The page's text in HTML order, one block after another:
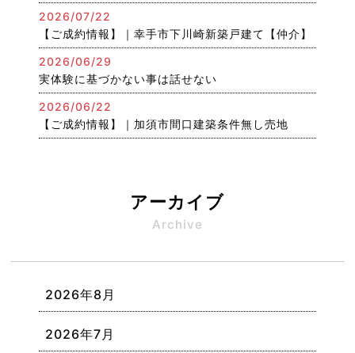
2026/07/22
【ご成約情報】｜幸手市下川崎新築戸建て【仲介】
2026/06/29
実体験に基づかない事は話せない
2026/06/22
【ご成約情報】｜加須市間口建築条件無し売地
アーカイブ
Archive
2026年8月
2026年7月